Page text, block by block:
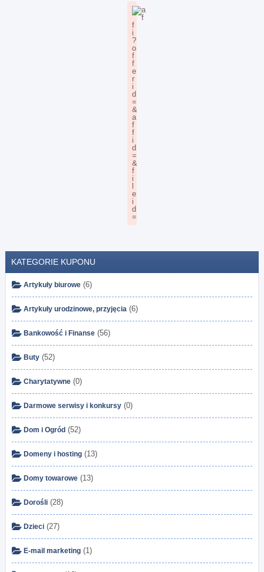
KATEGORIE KUPONU
Artykuły biurowe (6)
Artykuły urodzinowe, przyjęcia (6)
Bankowość i Finanse (56)
Buty (52)
Charytatywne (0)
Darmowe serwisy i konkursy (0)
Dom i Ogród (52)
Domeny i hosting (13)
Domy towarowe (13)
Dorośli (28)
Dzieci (27)
E-mail marketing (1)